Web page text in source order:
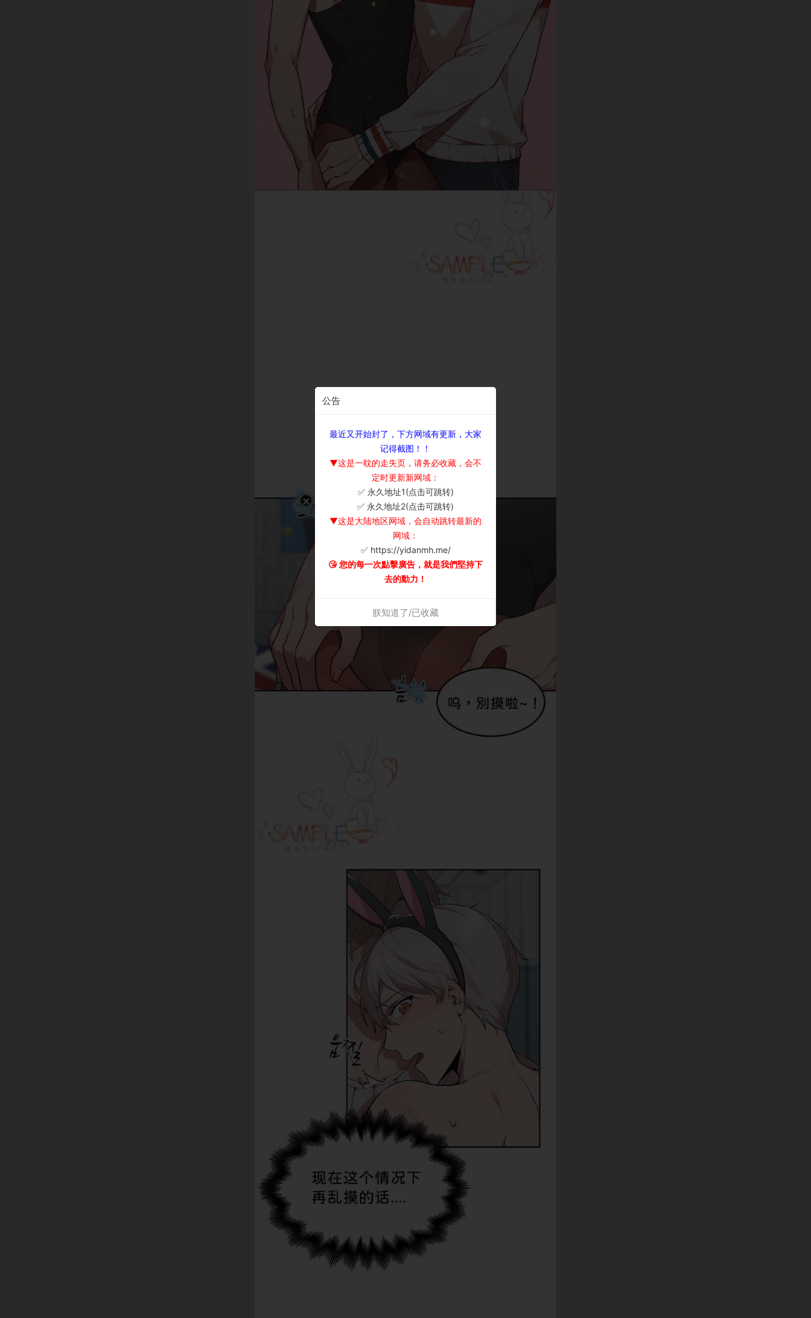
公告
最近又开始封了，下方网域有更新，大家
记得截图！！
▼这是一耽的走失页，请务必收藏，会不
定时更新新网域：
✅ 永久地址1(点击可跳转)
✅ 永久地址2(点击可跳转)
▼这是大陆地区网域，会自动跳转最新的
网域：
✅ https://yidanmh.me/
😘 您的每一次點擊廣告，就是我們堅持下
去的動力！
朕知道了/已收藏
×